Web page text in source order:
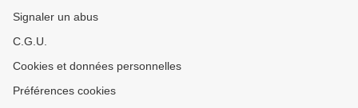
Signaler un abus
C.G.U.
Cookies et données personnelles
Préférences cookies